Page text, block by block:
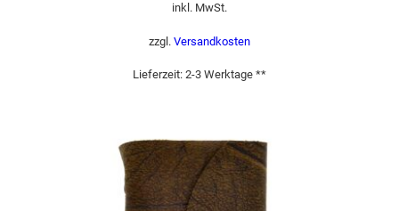
inkl. MwSt.
zzgl. Versandkosten
Lieferzeit: 2-3 Werktage **